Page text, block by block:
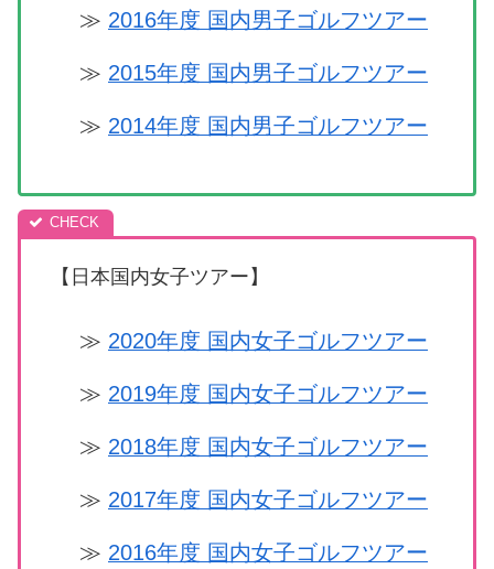
≫ 2016年度 国内男子ゴルフツアー
≫ 2015年度 国内男子ゴルフツアー
≫ 2014年度 国内男子ゴルフツアー
【日本国内女子ツアー】
≫ 2020年度 国内女子ゴルフツアー
≫ 2019年度 国内女子ゴルフツアー
≫ 2018年度 国内女子ゴルフツアー
≫ 2017年度 国内女子ゴルフツアー
≫ 2016年度 国内女子ゴルフツアー